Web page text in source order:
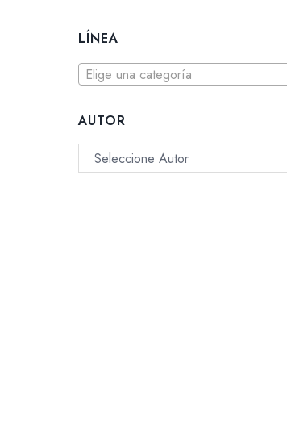
LÍNEA
Elige una categoría
AUTOR